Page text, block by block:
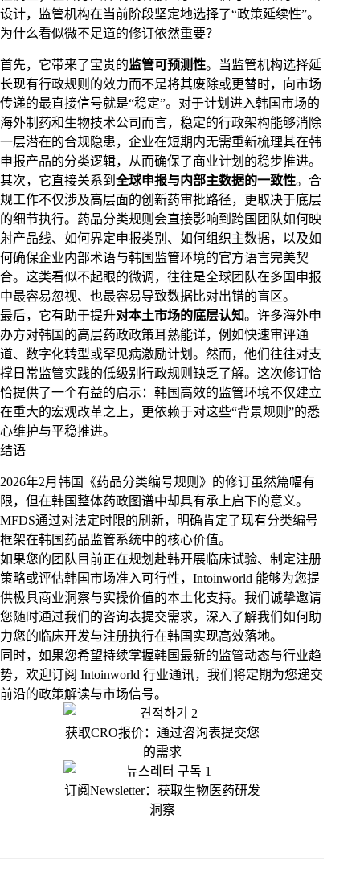
设计，监管机构在当前阶段坚定地选择了“政策延续性”。
为什么看似微不足道的修订依然重要？
首先，它带来了宝贵的监管可预测性。当监管机构选择延
长现有行政规则的效力而不是将其废除或更替时，向市场
传递的最直接信号就是“稳定”。对于计划进入韩国市场的
海外制药和生物技术公司而言，稳定的行政架构能够消除
一层潜在的合规隐患，企业在短期内无需重新梳理其在韩
申报产品的分类逻辑，从而确保了商业计划的稳步推进。
其次，它直接关系到 全球申报与内部主数据的一致性。合
规工作不仅涉及高层面的创新药审批路径，更取决于底层
的细节执行。药品分类规则会直接影响到跨国团队如何映
射产品线、如何界定申报类别、如何组织主数据，以及如
何确保企业内部术语与韩国监管环境的官方语言完美契
合。这类看似不起眼的微调，往往是全球团队在多国申报
中最容易忽视、也最容易导致数据比对出错的盲区。
最后，它有助于提升对本土市场的底层认知。许多海外申
办方对韩国的高层药政政策耳熟能详，例如快速审评通
道、数字化转型或罕见病激励计划。然而，他们往往对支
撑日常监管实践的低级别行政规则缺乏了解。这次修订恰
恰提供了一个有益的启示：韩国高效的监管环境不仅建立
在重大的宏观改革之上，更依赖于对这些“背景规则”的悉
心维护与平稳推进。
结语
2026年2月韩国《药品分类编号规则》的修订虽然篇幅有
限，但在韩国整体药政图谱中却具有承上启下的意义。
MFDS通过对法定时限的刷新，明确肯定了现有分类编号
框架在韩国药品监管系统中的核心价值。
如果您的团队目前正在规划赴韩开展临床试验、制定注册
策略或评估韩国市场准入可行性，Intoinworld 能够为您提
供极具商业洞察与实操价值的本土化支持。我们诚挚邀请
您随时通过我们的咨询表提交需求，深入了解我们如何助
力您的临床开发与注册执行在韩国实现高效落地。
同时，如果您希望持续掌握韩国最新的监管动态与行业趋
势，欢迎订阅 Intoinworld 行业通讯，我们将定期为您递交
前沿的政策解读与市场信号。
获取CRO报价：通过咨询表提交您
的需求
订阅Newsletter：获取生物医药研发
洞察